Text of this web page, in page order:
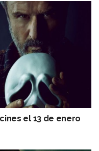
el 13 de enero